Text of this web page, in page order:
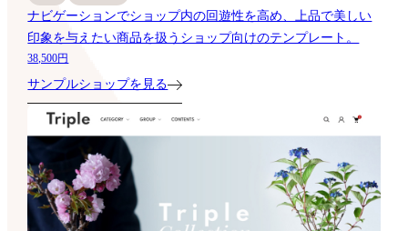
ナビゲーションでショップ内の回遊性を高め、上品で美しい
印象を与えたい商品を扱うショップ向けのテンプレート。
38,500円
サンプルショップを見る